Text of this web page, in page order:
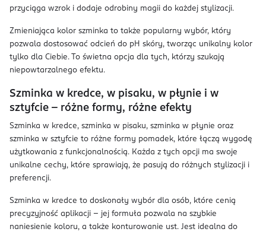
przyciąga wzrok i dodaje odrobiny magii do każdej stylizacji.
Zmieniająca kolor szminka to także popularny wybór, który
pozwala dostosować odcień do pH skóry, tworząc unikalny kolor
tylko dla Ciebie. To świetna opcja dla tych, którzy szukają
niepowtarzalnego efektu.
Szminka w kredce, w pisaku, w płynie i w
sztyfcie – różne formy, różne efekty
Szminka w kredce, szminka w pisaku, szminka w płynie oraz
szminka w sztyfcie to różne formy pomadek, które łączą wygodę
użytkowania z funkcjonalnością. Każda z tych opcji ma swoje
unikalne cechy, które sprawiają, że pasują do różnych stylizacji i
preferencji.
Szminka w kredce to doskonały wybór dla osób, które cenią
precyzyjność aplikacji – jej formuła pozwala na szybkie
naniesienie koloru, a także konturowanie ust. Jest idealna do